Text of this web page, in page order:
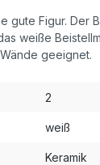
gute Figur.
weiße
geeignet.
2
weiß
Keramik